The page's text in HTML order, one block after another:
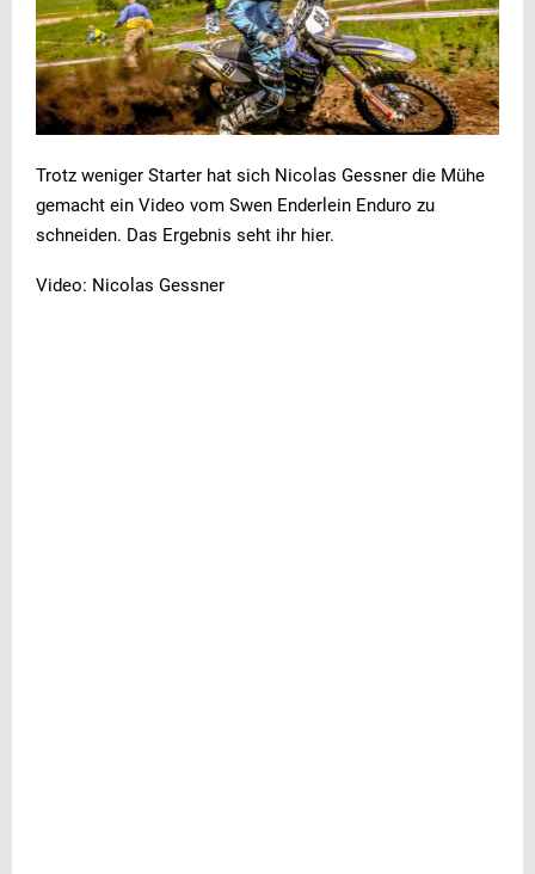
Trotz weniger Starter hat sich Nicolas Gessner die Mühe
gemacht ein Video vom Swen Enderlein Enduro zu
schneiden. Das Ergebnis seht ihr hier.
Video: Nicolas Gessner